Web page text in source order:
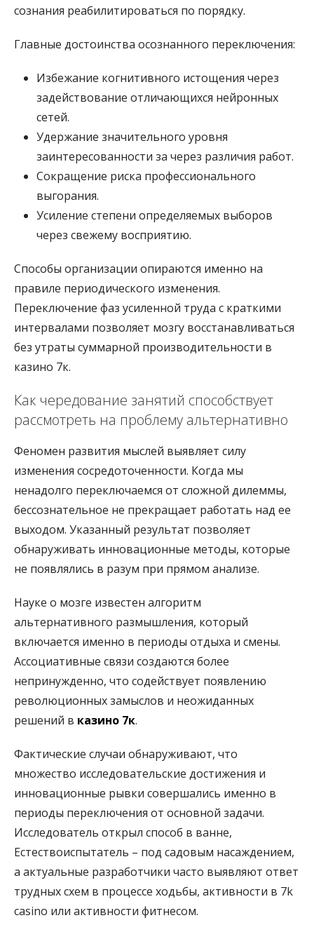
сознания реабилитироваться по порядку.
Главные достоинства осознанного переключения:
Избежание когнитивного истощения через
задействование отличающихся нейронных
сетей.
Удержание значительного уровня
заинтересованности за через различия работ.
Сокращение риска профессионального
выгорания.
Усиление степени определяемых выборов
через свежему восприятию.
Способы организации опираются именно на
правиле периодического изменения.
Переключение фаз усиленной труда с краткими
интервалами позволяет мозгу восстанавливаться
без утраты суммарной производительности в
казино 7к.
Как чередование занятий способствует
рассмотреть на проблему альтернативно
Феномен развития мыслей выявляет силу
изменения сосредоточенности. Когда мы
ненадолго переключаемся от сложной дилеммы,
бессознательное не прекращает работать над ее
выходом. Указанный результат позволяет
обнаруживать инновационные методы, которые
не появлялись в разум при прямом анализе.
Науке о мозге известен алгоритм
альтернативного размышления, который
включается именно в периоды отдыха и смены.
Ассоциативные связи создаются более
непринужденно, что содействует появлению
революционных замыслов и неожиданных
решений в казино 7к.
Фактические случаи обнаруживают, что
множество исследовательские достижения и
инновационные рывки совершались именно в
периоды переключения от основной задачи.
Исследователь открыл способ в ванне,
Естествоиспытатель – под садовым насаждением,
а актуальные разработчики часто выявляют ответ
трудных схем в процессе ходьбы, активности в 7k
casino или активности фитнесом.